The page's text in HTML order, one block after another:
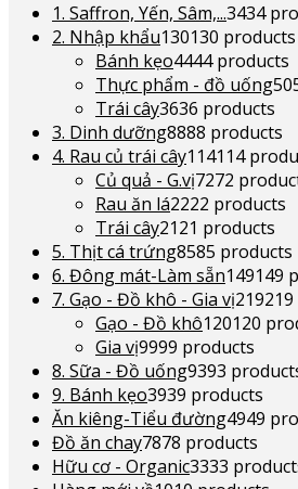
1. Saffron, Yến, Sâm,...3434
2. Nhập khẩu130130 products
Bánh kẹo4444 products
Thực phẩm - đồ uống50
Trái cây3636 products
3. Dinh dưỡng8888 products
4. Rau củ trái cây114114
Củ quả - G.vị7272
Rau ăn lá2222 products
Trái cây2121 products
5. Thịt cá trứng8585 products
6. Đông mát-Làm sẵn149149
7. Gạo - Đồ khô - Gia vị219
Gạo - Đồ khô120120
Gia vị9999 products
8. Sữa - Đồ uống9393
9. Bánh kẹo3939 products
Ăn kiêng-Tiểu đường4949
Đồ ăn chay7878 products
Hữu cơ - Organic3333